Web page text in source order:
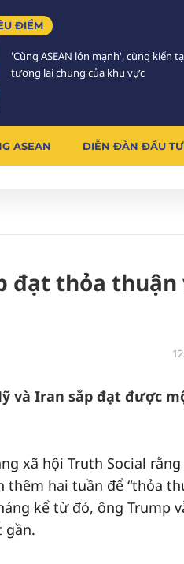
ĐIỂM
'Cùng ASEAN lớn mạnh', cùng kiến
tương lai chung của khu vực
ASEAN DIỄN ĐÀN ĐẦU TƯ
đạt thỏa thuận
và Iran sắp đạt được
xã hội Truth Social rằng
thêm hai tuần để “thỏa
kể từ đó, ông Trump
gần.